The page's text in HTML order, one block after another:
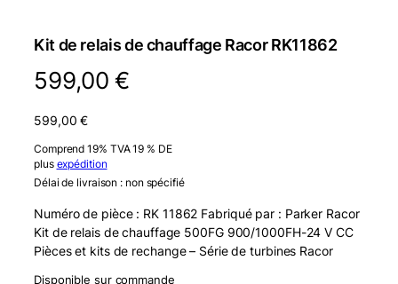
Kit de relais de chauffage Racor RK11862
599,00€
599,00€
Comprend 19% TVA 19 % DE
plus expédition
Délai de livraison : non spécifié
Numéro de pièce : RK 11862 Fabriqué par : Parker Racor
Kit de relais de chauffage 500FG 900/1000FH-24 V CC
Pièces et kits de rechange – Série de turbines Racor
Disponible sur commande